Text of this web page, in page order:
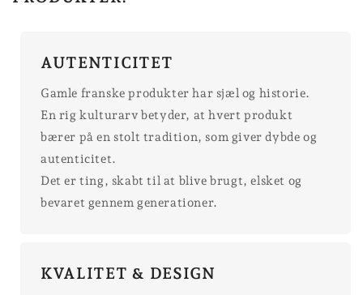
AUTENTICITET
Gamle franske produkter har sjæl og historie.
En rig kulturarv betyder, at hvert produkt
bærer på en stolt tradition, som giver dybde og
autenticitet.
Det er ting, skabt til at blive brugt, elsket og
bevaret gennem generationer.
KVALITET & DESIGN